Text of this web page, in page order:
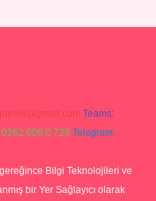
Teams:
606 0 726 Telegram:
Bilgi Teknolojileri ve
bir Yer Sağlayıcı olarak